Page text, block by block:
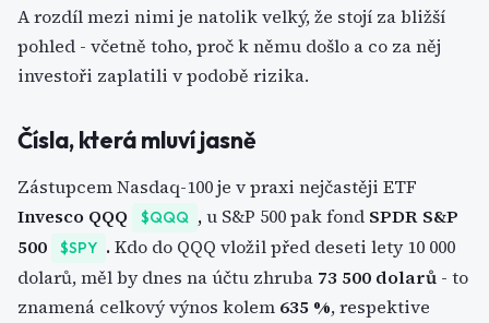
A rozdíl mezi nimi je natolik velký, že stojí za bližší
pohled - včetně toho, proč k němu došlo a co za něj
investoři zaplatili v podobě rizika.
Čísla, která mluví jasně
Zástupcem Nasdaq-100 je v praxi nejčastěji ETF
Invesco QQQ
$QQQ ,u S&P 500 pak fond SPDR S&P
500
$SPY . Kdo do QQQ vložil před deseti lety 10 000
dolarů, měl by dnes na účtu zhruba 73 500 dolarů - to
znamená celkový výnos kolem 635 %, respektive